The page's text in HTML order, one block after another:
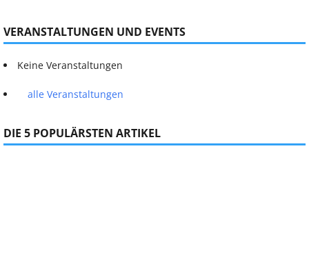
VERANSTALTUNGEN UND EVENTS
Keine Veranstaltungen
alle Veranstaltungen
DIE 5 POPULÄRSTEN ARTIKEL